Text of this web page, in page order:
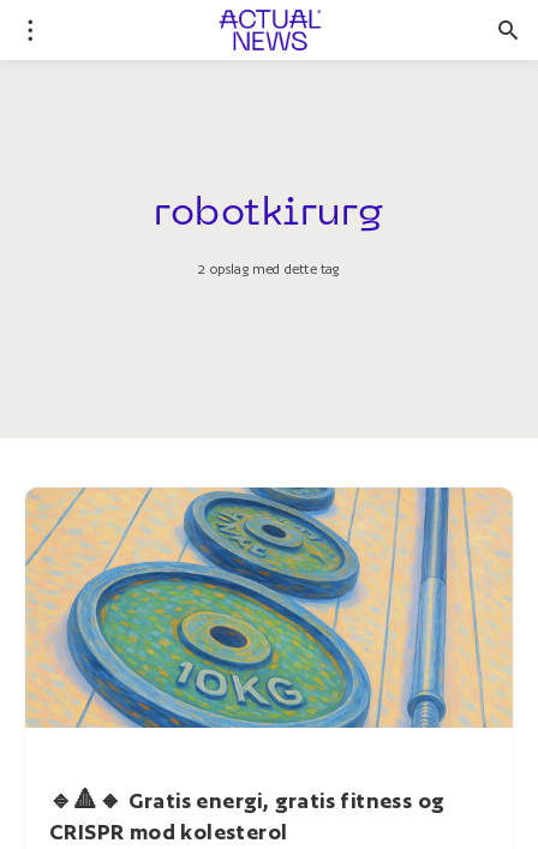
robotkirurg
2 opslag med dette tag
🔹🔺🔸 Gratis energi, gratis fitness og
CRISPR mod kolesterol